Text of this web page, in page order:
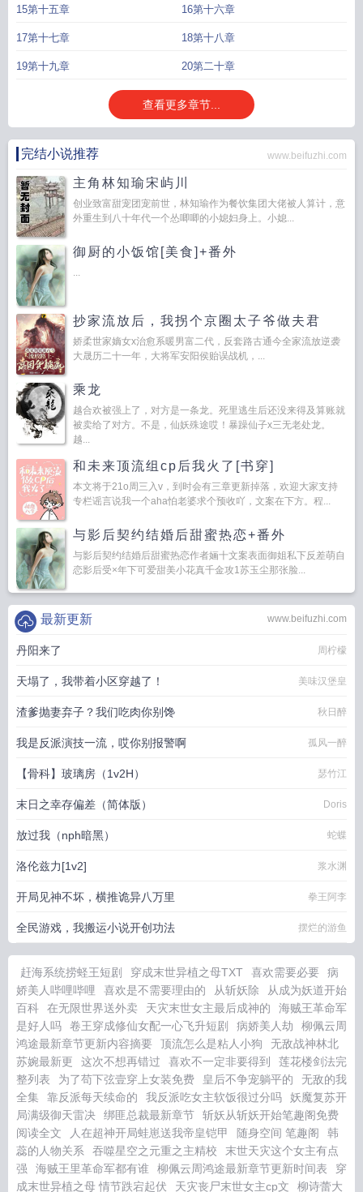
阅读最新章节
我们景区穿越了txt智能体我们景区穿越了英语
15第十五章 16第十六章
17第十七章 18第十八章
19第十九章 20第二十章
查看更多章节...
完结小说推荐 www.beifuzhi.com
主角林知瑜宋屿川
创业致富甜宠团宠前世，林知瑜作为餐饮集团大佬被人算计，意
外重生到八十年代一个怂唧唧的小媳妇身上。小媳...
御厨的小饭馆[美食]+番外
...
抄家流放后，我拐个京圈太子爷做夫君
娇柔世家嫡女x治愈系暖男富二代，反套路古通今全家流放逆袭
大晟历二十一年，大将军安阳侯贻误战机，...
乘龙
越合欢被强上了，对方是一条龙。死里逃生后还没来得及算账就
被卖给了对方。不是，仙妖殊途哎！暴躁仙子x三无老处龙。
越...
和未来顶流组cp后我火了[书穿]
本文将于21o周三入v，到时会有三章更新掉落，欢迎大家支持
专栏谣言说我一个aha怕老婆求个预收吖，文案在下方。程...
与影后契约结婚后甜蜜热恋+番外
与影后契约结婚后甜蜜热恋作者婳十文案表面御姐私下反差萌自
恋影后受×年下可爱甜美小花真千金攻1苏玉尘那张脸...
www.beifuzhi.com
最新更新
丹阳来了 周柠檬
天塌了，我带着小区穿越了！ 美味汉堡皇
渣爹抛妻弃子？我们吃肉你别馋 秋日醉
我是反派演技一流，哎你别报警啊 孤风一醉
【骨科】玻璃房（1v2H） 瑟竹江
末日之幸存偏差（简体版） Doris
放过我（nph暗黑） 蛇蝶
洛伦兹力[1v2] 浆水渊
开局见神不坏，横推诡异八万里 拳王阿李
全民游戏，我搬运小说开创功法 摆烂的游鱼
赶海系统捞蛏王短剧 穿成末世异植之母TXT 喜欢需要必要
病
娇美人哔哩哔哩
喜欢是不需要理由的 从斩妖除
从成为妖道开始
百科
在无限世界送外卖 天灾末世女主最后成神的
海贼王革命军
是好人吗
卷王穿成修仙女配一心飞升短剧 病娇美人劫
柳佩云周
鸿途最新章节更新内容摘要
顶流怎么是粘人小狗
无敌战神林北
苏婉最新更
这次不想再错过 喜欢不一定非要得到
莲花楼剑法完
整列表
为了苟下弦壹穿上女装免费 皇后不争宠躺平的
无敌的我
全集
靠反派每天续命的 我反派吃女主软饭很过分吗
妖魔复苏开
局满级御天雷决
绑匪总裁最新章节
斩妖从斩妖开始笔趣阁免费
阅读全文
人在超神开局蛙崽送我帝皇铠甲 随身空间 笔趣阁
韩
蕊的人物关系
吞噬星空之元重之主精校
末世天灾这个女主有点
强
海贼王里革命军都有谁 柳佩云周鸿途最新章节更新时间表
穿
成末世异植之母 情节跌宕起伏
天灾丧尸末世女主cp文 柳诗蕾大